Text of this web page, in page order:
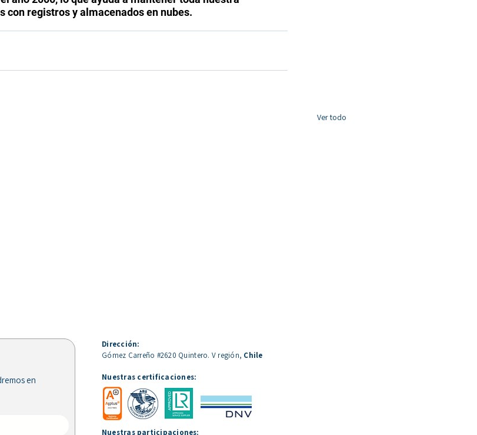
con registros y almacenados en nubes.
Ver todo
STM y OMIL Quintero y
en
Dirección:
Gómez Carreño #2620 Quintero. V región, Chile
Nuestras certificaciones:
Nuestras participaciones: